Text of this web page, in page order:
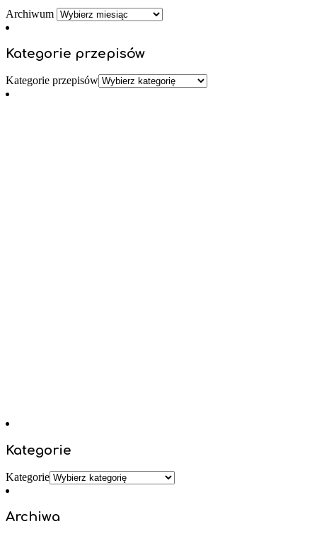
Archiwum
Kategorie przepisów
Kategorie przepisów
Kategorie
Kategorie
Archiwa